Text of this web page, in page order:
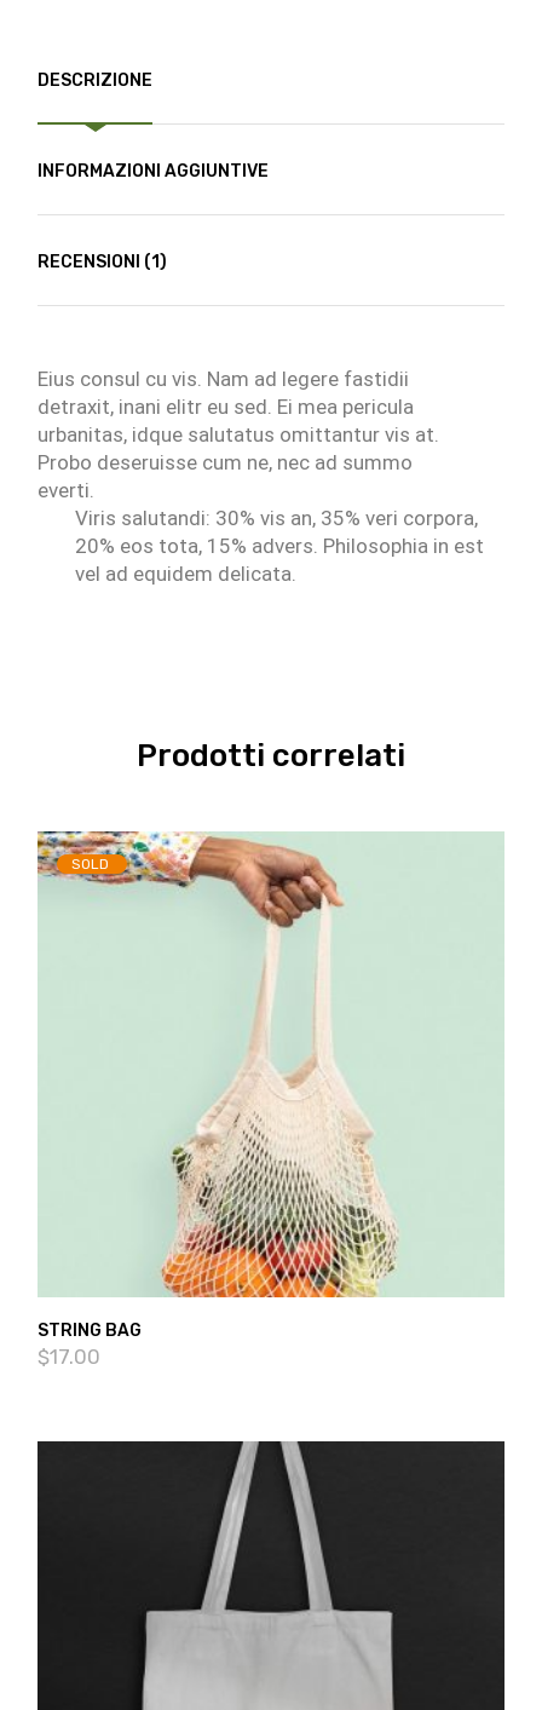
DESCRIZIONE
INFORMAZIONI AGGIUNTIVE
RECENSIONI (1)
Eius consul cu vis. Nam ad legere fastidii
detraxit, inani elitr eu sed. Ei mea pericula
urbanitas, idque salutatus omittantur vis at.
Probo deseruisse cum ne, nec ad summo
everti.
Viris salutandi: 30% vis an, 35% veri corpora,
20% eos tota, 15% advers. Philosophia in est
vel ad equidem delicata.
Prodotti correlati
SOLD
STRING BAG
$17.00